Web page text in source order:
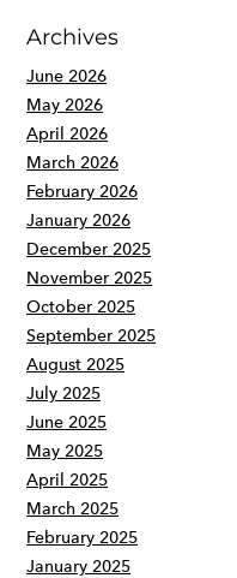
Archives
June 2026
May 2026
April 2026
March 2026
February 2026
January 2026
December 2025
November 2025
October 2025
September 2025
August 2025
July 2025
June 2025
May 2025
April 2025
March 2025
February 2025
January 2025